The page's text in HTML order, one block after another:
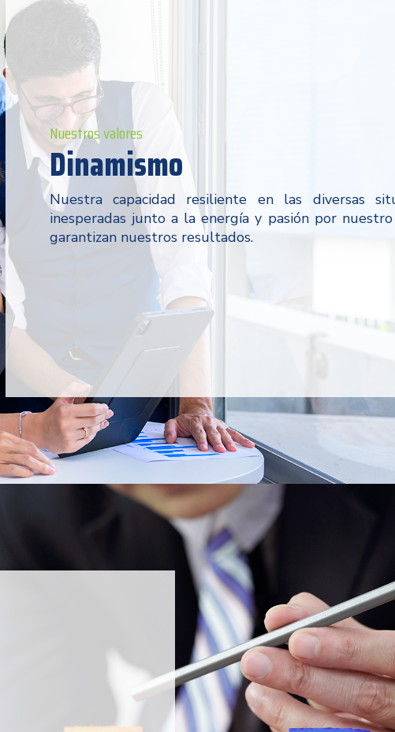
Nuestros valores
Dinamismo
Nuestra capacidad resiliente en las diversas
inesperadas junto a la energía y pasión por
garantizan nuestros resultados.